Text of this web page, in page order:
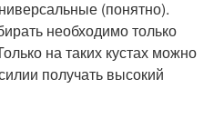
(понятно).
необходимо только
на таких кустах можно
получать высокий